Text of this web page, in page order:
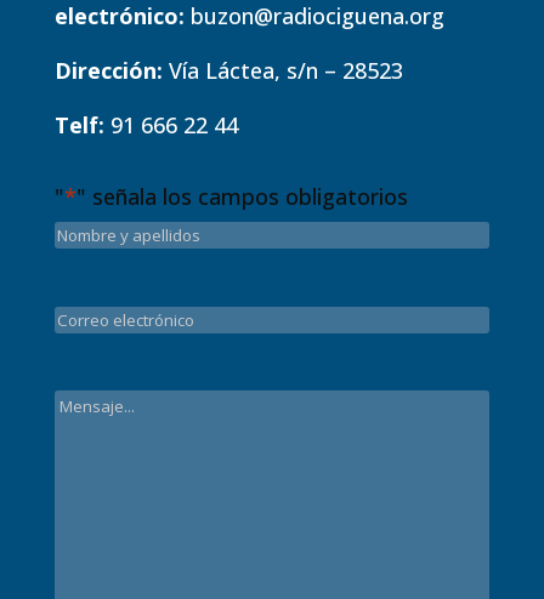
electrónico: buzon@radiociguena.org
Dirección: Vía Láctea, s/n – 28523
Telf: 91 666 22 44
"*" señala los campos obligatorios